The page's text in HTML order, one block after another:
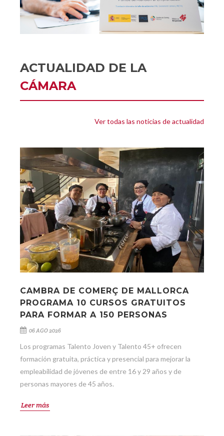
ACTUALIDAD DE LA
CÁMARA
Ver todas las noticias de actualidad
CAMBRA DE COMERÇ DE MALLORCA
PROGRAMA 10 CURSOS GRATUITOS
PARA FORMAR A 150 PERSONAS
06 AGO 2026
Los programas Talento Joven y Talento 45+ ofrecen
formación gratuita, práctica y presencial para mejorar la
empleabilidad de jóvenes de entre 16 y 29 años y de
personas mayores de 45 años.
Leer más